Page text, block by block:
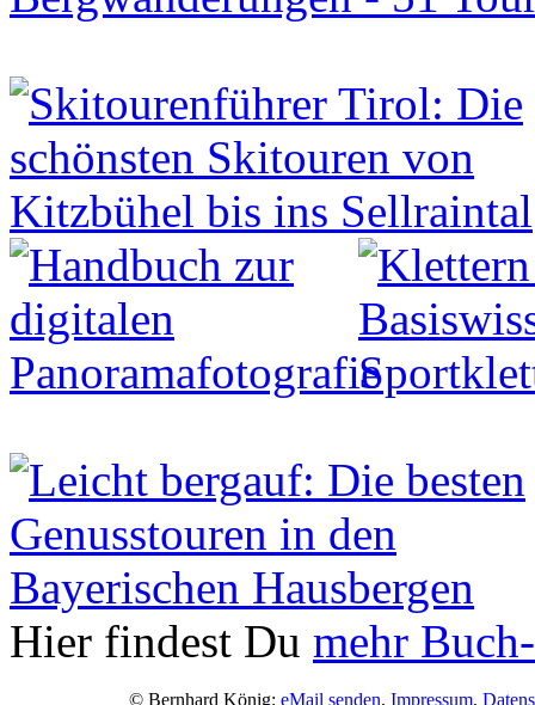
Hier findest Du mehr
© Bernhard König: eMail senden, Impressum,